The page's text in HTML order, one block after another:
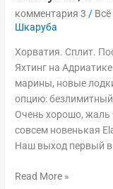
комментария 3 /
Шкаруба
Хорватия. Сплит.
Яхтинг на
марины, новые
опцию: безлимитный
Очень хорошо, жаль
совсем новенькая
Наш выход первый в
в
Хорватии.
лодка:
плюсы
и
минусы,
26-
28
апреля
Read More »